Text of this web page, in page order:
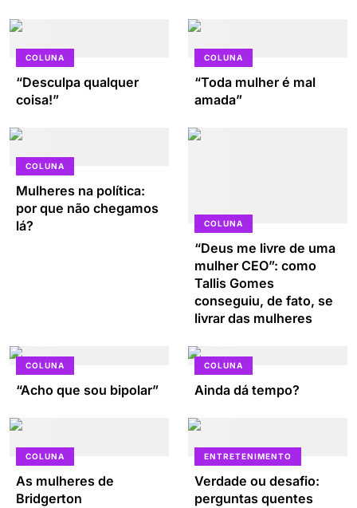
COLUNA
“Desculpa qualquer
coisa!”
COLUNA
“Toda mulher é mal
amada”
COLUNA
Mulheres na política:
por que não chegamos
lá?
COLUNA
“Deus me livre de uma
mulher CEO”: como
Tallis Gomes
conseguiu, de fato, se
livrar das mulheres
COLUNA
“Acho que sou bipolar”
COLUNA
Ainda dá tempo?
COLUNA
As mulheres de
Bridgerton
ENTRETENIMENTO
Verdade ou desafio:
perguntas quentes